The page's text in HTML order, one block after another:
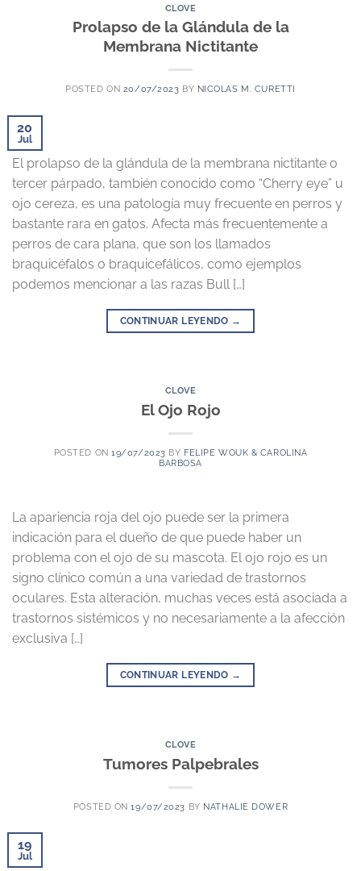
CLOVE
Prolapso de la Glándula de la
Membrana Nictitante
POSTED ON 20/07/2023 BY NICOLAS M. CURETTI
20
Jul
El prolapso de la glándula de la membrana nictitante o
tercer párpado, también conocido como “Cherry eye” u
ojo cereza, es una patología muy frecuente en perros y
bastante rara en gatos. Afecta más frecuentemente a
perros de cara plana, que son los llamados
braquicéfalos o braquicefálicos, como ejemplos
podemos mencionar a las razas Bull […]
CONTINUAR LEYENDO →
CLOVE
El Ojo Rojo
POSTED ON19/07/2023 BY FELIPE WOUK & CAROLINA
BARBOSA
La apariencia roja del ojo puede ser la primera
indicación para el dueño de que puede haber un
problema con el ojo de su mascota. El ojo rojo es un
signo clínico común a una variedad de trastornos
oculares. Esta alteración, muchas veces está asociada a
trastornos sistémicos y no necesariamente a la afección
exclusiva […]
CONTINUAR LEYENDO →
CLOVE
Tumores Palpebrales
POSTED ON19/07/2023 BY NATHALIE DOWER
19
Jul